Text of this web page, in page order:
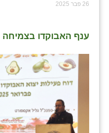
26 פבר 2025
ענף האבוקדו בצמיחה